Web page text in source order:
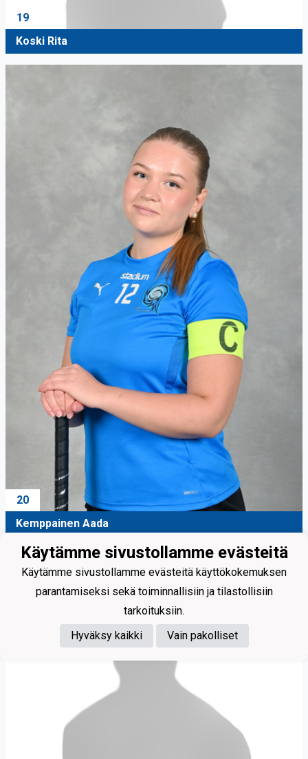
19
Koski Rita
20
Kemppainen Aada
Käytämme sivustollamme evästeitä
Käytämme sivustollamme evästeitä käyttökokemuksen
parantamiseksi sekä toiminnallisiin ja tilastollisiin
tarkoituksiin.
Hyväksy kaikki
Vain pakolliset